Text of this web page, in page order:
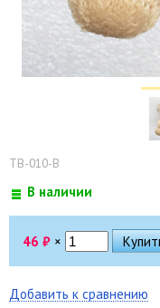
TB-010-B
В наличии
46 ₽ ×
Добавить к сравнению